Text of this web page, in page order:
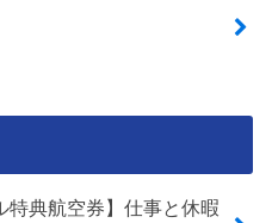
特典航空券】仕事と休暇